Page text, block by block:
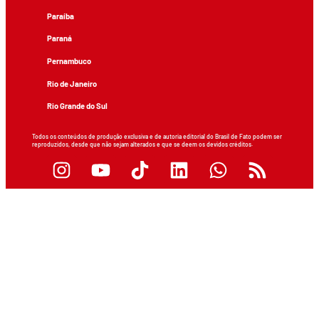
Paraíba
Paraná
Pernambuco
Rio de Janeiro
Rio Grande do Sul
Todos os conteúdos de produção exclusiva e de autoria editorial do Brasil de Fato podem ser
reproduzidos, desde que não sejam alterados e que se deem os devidos créditos.